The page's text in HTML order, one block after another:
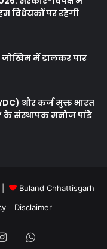
विधेयकों पर रहेगी
में डालकर पार
और कर्ज मुक्त भारत
के संस्थापक मनोज पांडे
|
Buland Chhattisgarh
Disclaimer
InstagramWhatsApp